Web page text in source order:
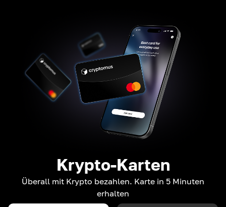
Krypto-Karten
Überall mit Krypto bezahlen. Karte in 5 Minuten
erhalten